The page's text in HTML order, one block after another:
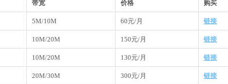
带宽 价格 购买
5M/10M 60元/月 链接
10M/20M 150元/月 链接
10M/20M 130元/月 链接
20M/30M 300元/月 链接